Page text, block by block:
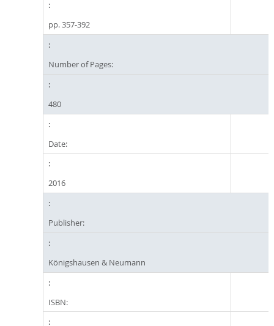
pp. 357-392
Number of Pages:
480
Date:
2016
Publisher:
Königshausen & Neumann
ISBN: